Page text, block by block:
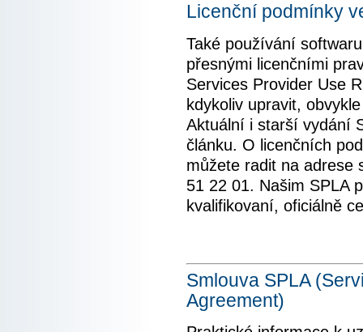
Licenční podmínky
Také používání
přesnými licenčními
Services Provider Use
kdykoliv upravit,
Aktuální i starší vydání
článku. O licenčních
můžete radit na adrese
51 22 01. Našim SPLA
kvalifikovaní, oficiálně
Smlouva SPLA
Agreement)